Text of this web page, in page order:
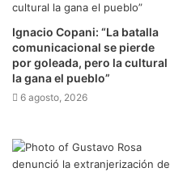
Ignacio Copani: “La batalla
comunicacional se pierde
por goleada, pero la cultural
la gana el pueblo”
6 agosto, 2026